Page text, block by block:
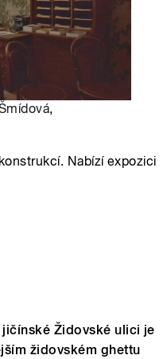
,
Nabízí expozici
Židovské ulici je
židovském ghettu